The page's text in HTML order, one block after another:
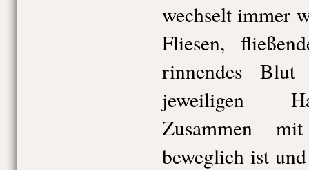
wechselt immer
Fliesen,
rinnendes Blut
jeweiligen
Zusammen
beweglich ist